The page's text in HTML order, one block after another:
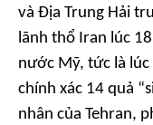
và Địa Trung Hải
lãnh thổ Iran lúc
nước Mỹ, tức là
chính xác 14 quả
nhân của Tehran,